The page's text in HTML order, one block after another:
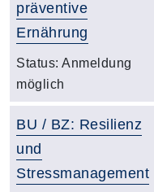
präventive
Ernährung
Status: Anmeldung
möglich
BU / BZ: Resilienz
und
Stressmanagement